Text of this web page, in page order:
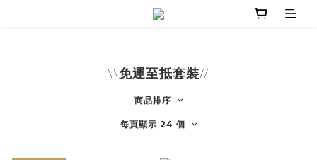
\\免運至抵套裝//
商品排序
每頁顯示 24 個